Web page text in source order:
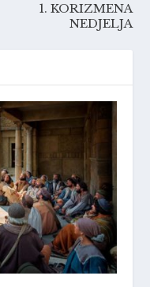
1. KORIZMENA
NEDJELJA